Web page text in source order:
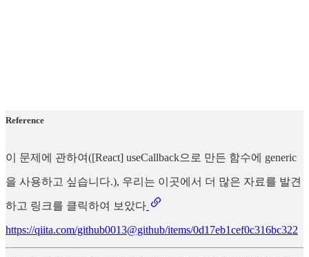
Reference
이 문제에 관하여([React] useCallback으로 만든 함수에 generic
을 사용하고 싶습니다.), 우리는 이곳에서 더 많은 자료를 발견
하고 링크를 클릭하여 보았다
https://qiita.com/github0013@github/items/0d17eb1cef0c316bc322